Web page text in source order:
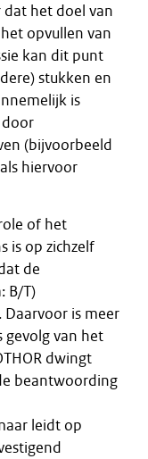
het doel van
opvullen van
kan dit punt
stukken en
is
door
(bijvoorbeeld
hiervoor
of het
is op zichzelf
de
B/T)
is meer
gevolg van het
dwingt
beantwoording
leidt op